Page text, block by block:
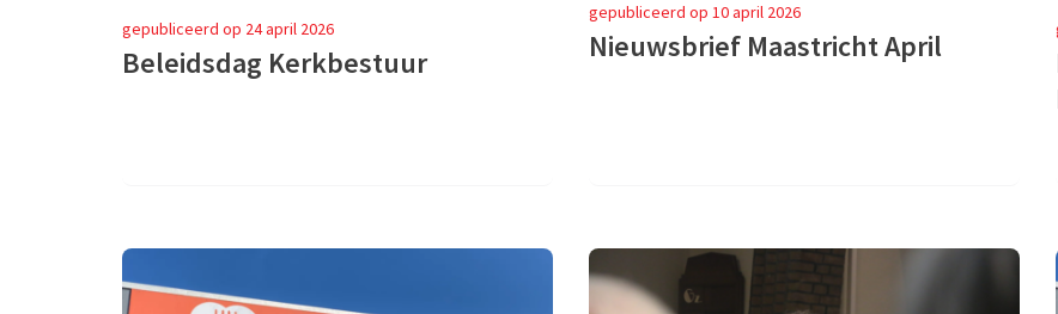
gepubliceerd op 24 april 2026
Beleidsdag Kerkbestuur
gepubliceerd op 10 april 2026
Nieuwsbrief Maastricht April